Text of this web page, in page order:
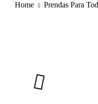
Home Prendas Para